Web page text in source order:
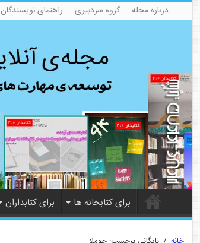
درباره مجله گروه سردبیری راهنمای نویسندگان
برای کتابخانه ها برای کتابداران